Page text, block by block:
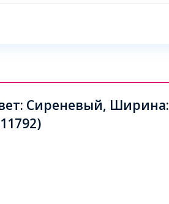
Сиреневый, Ширина: